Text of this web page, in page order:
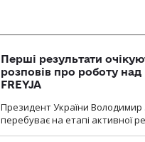
Перші результати
розповів про роботу
FREYJA
Президент України Володимир
перебуває на етапі активної